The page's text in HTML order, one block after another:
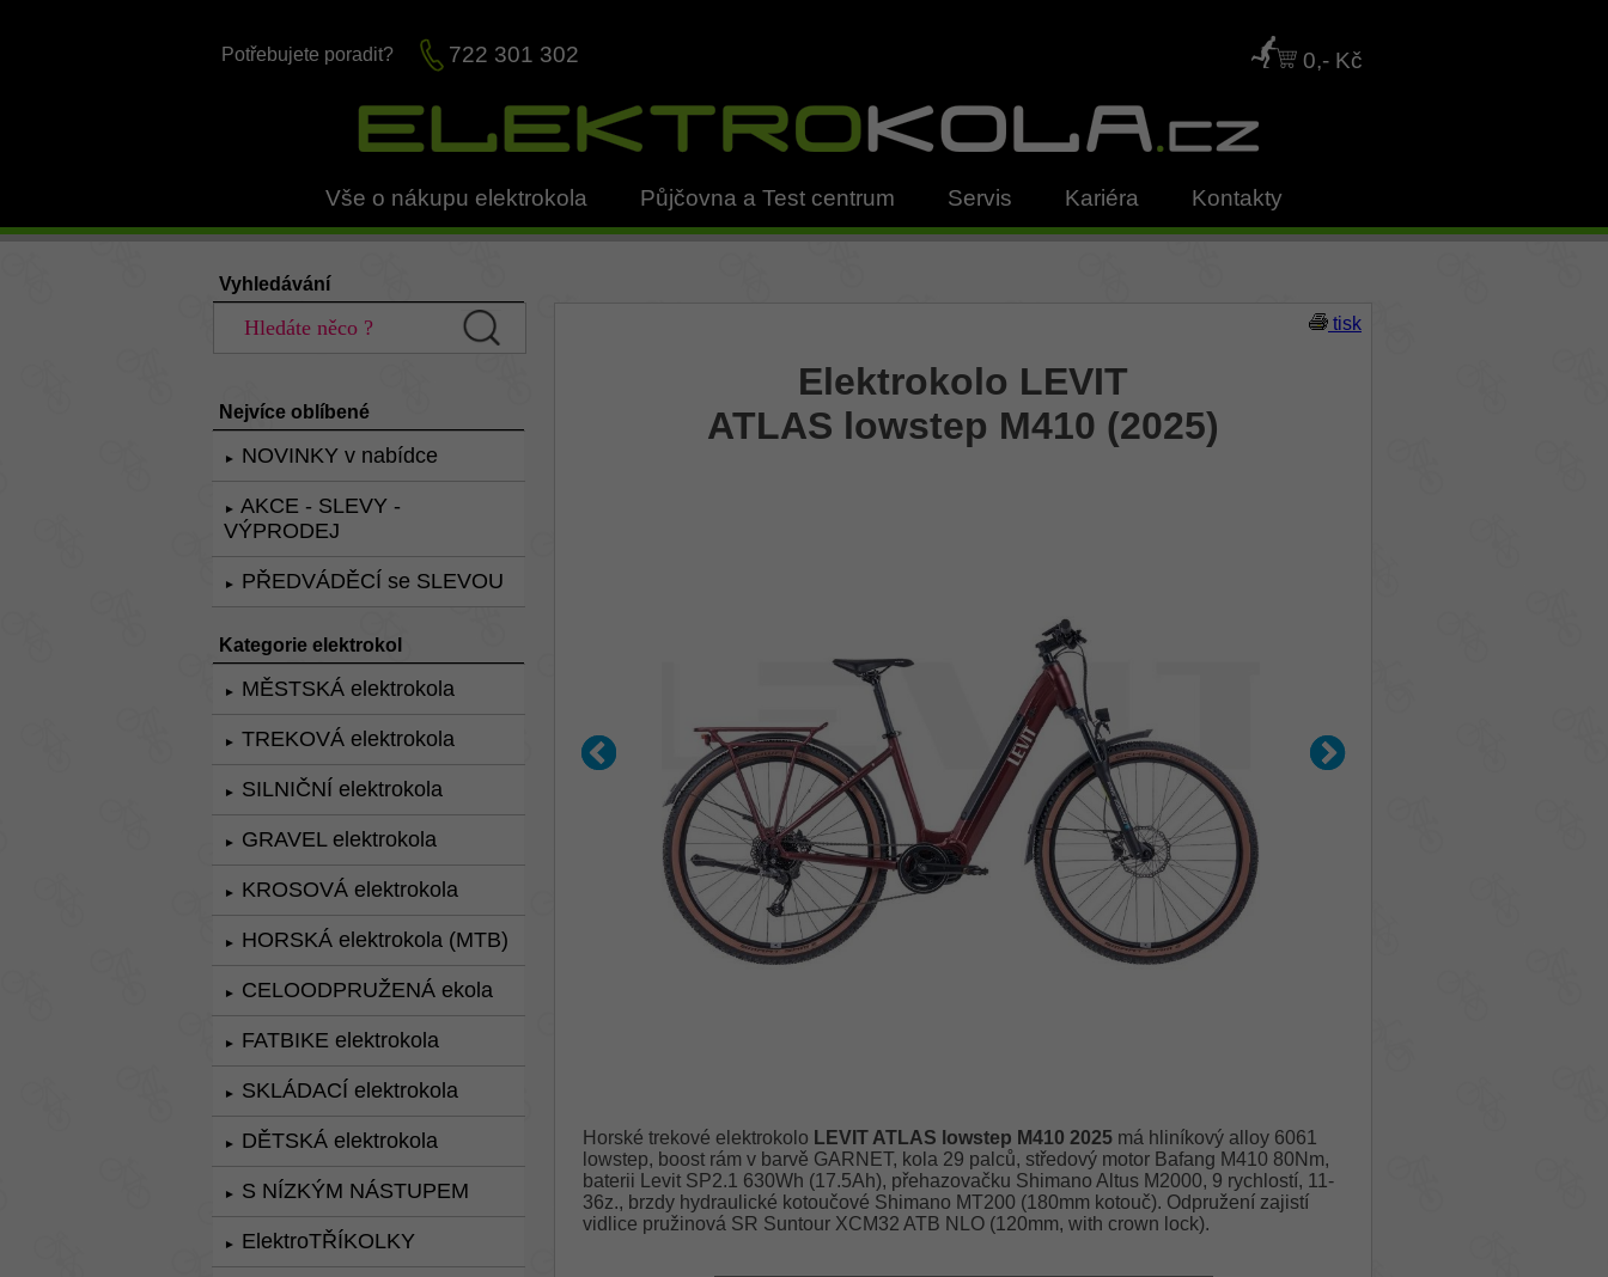
Potřebujete poradit? 722 301 302 0,- Kč
Vše o nákupu elektrokola Půjčovna a Test centrum Servis Kariéra Kontakty
Vyhledávání
Nejvíce oblíbené
► NOVINKY v nabídce
►
AKCE - SLEVY -
VÝPRODEJ
► PŘEDVÁDĚCÍ se SLEVOU
Kategorie elektrokol
► MĚSTSKÁ elektrokola
► TREKOVÁ elektrokola
► SILNIČNÍ elektrokola
► GRAVEL elektrokola
► KROSOVÁ elektrokola
► HORSKÁ elektrokola (MTB)
► CELOODPRUŽENÁ ekola
► FATBIKE elektrokola
► SKLÁDACÍ elektrokola
► DĚTSKÁ elektrokola
► S NÍZKÝM NÁSTUPEM
► ElektroTŘÍKOLKY
tisk
Elektrokolo LEVIT
ATLAS lowstep M410 (2025)
Horské trekové elektrokolo LEVIT ATLAS lowstep M410 2025má hliníkový alloy 6061
lowstep, boost rám v barvě GARNET, kola 29 palců, středový motor Bafang M410 80Nm,
baterii Levit SP2.1 630Wh (17.5Ah), přehazovačku Shimano Altus M2000, 9 rychlostí, 11-
36z., brzdy hydraulické kotoučové Shimano MT200 (180mm kotouč). Odpružení zajistí
vidlice pružinová SR Suntour XCM32 ATB NLO (120mm, with crown lock).